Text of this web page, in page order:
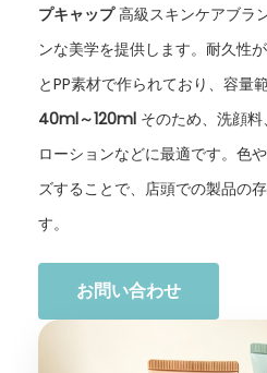
プキャップ高級スキンケアブラ
ンな美学を提供します。耐久性
とPP素材で作られており、容量
40ml～120ml そのため、洗顔
ローションなどに最適です。色
ズすることで、店頭での製品の
す。
お問い合わせ